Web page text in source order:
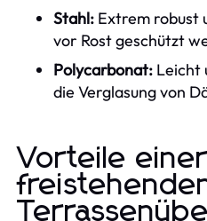
Stahl: Extrem robust
vor Rost geschützt
Polycarbonat: Leicht
die Verglasung von
Vorteile einer